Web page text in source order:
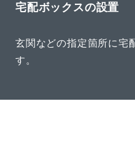
宅配ボックスの設置
玄関などの指定箇所に宅
す。